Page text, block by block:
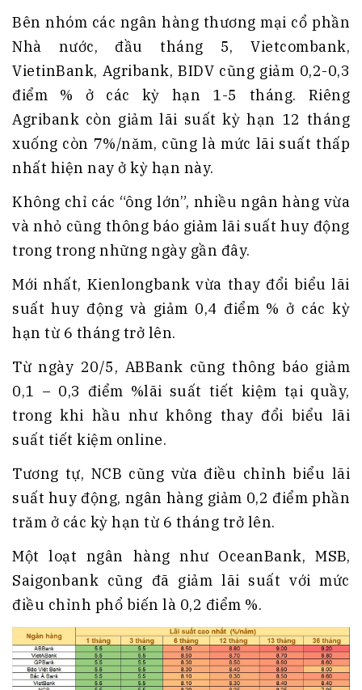
Bên nhóm các ngân hàng thương mại cổ phần
Nhà nước, đầu tháng 5, Vietcombank,
VietinBank, Agribank, BIDV cũng giảm 0,2-0,3
điểm % ở các kỳ hạn 1-5 tháng. Riêng
Agribank còn giảm lãi suất kỳ hạn 12 tháng
xuống còn 7%/năm, cũng là mức lãi suất thấp
nhất hiện nay ở kỳ hạn này.
Không chỉ các “ông lớn”, nhiều ngân hàng vừa
và nhỏ cũng thông báo giảm lãi suất huy động
trong trong những ngày gần đây.
Mới nhất, Kienlongbank vừa thay đổi biểu lãi
suất huy động và giảm 0,4 điểm % ở các kỳ
hạn từ 6 tháng trở lên.
Từ ngày 20/5, ABBank cũng thông báo giảm
0,1 – 0,3 điểm %lãi suất tiết kiệm tại quầy,
trong khi hầu như không thay đổi biểu lãi
suất tiết kiệm online.
Tương tự, NCB cũng vừa điều chỉnh biểu lãi
suất huy động, ngân hàng giảm 0,2 điểm phần
trăm ở các kỳ hạn từ 6 tháng trở lên.
Một loạt ngân hàng như OceanBank, MSB,
Saigonbank cũng đã giảm lãi suất với mức
điều chỉnh phổ biến là 0,2 điểm %.